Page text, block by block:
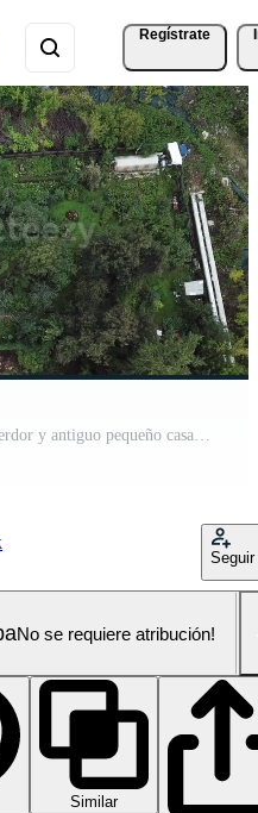
Regístrate
pueblo en el campo distrito con verdor y antiguo pequeño casas valores imágenes. aéreo parte superior ver de rústico paisaje con un jardín y verde césped. Vídeo Pro
Seguir
No se requiere atribución!
Similar